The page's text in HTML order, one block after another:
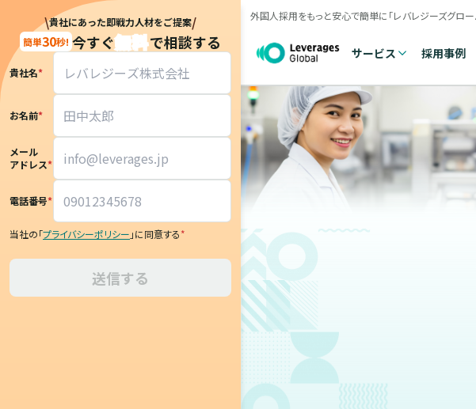
外国人採用をもっと安心で簡単に「レバレジーズグロー
サービス 採用事例
\貴社にあった即戦力人材をご提案/
簡単30秒! 今すぐ無料で相談する
貴社名*
お名前*
メール
アドレス*
電話番号*
当社の「プライバシーポリシー 」に同意する*
送信する